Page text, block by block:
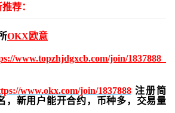
荐：
OKX欧意
www.topzhjdgxcb.com/join/1837888
www.okx.com/join/1837888注册简
，新用户能开合约， 币种多，交易量